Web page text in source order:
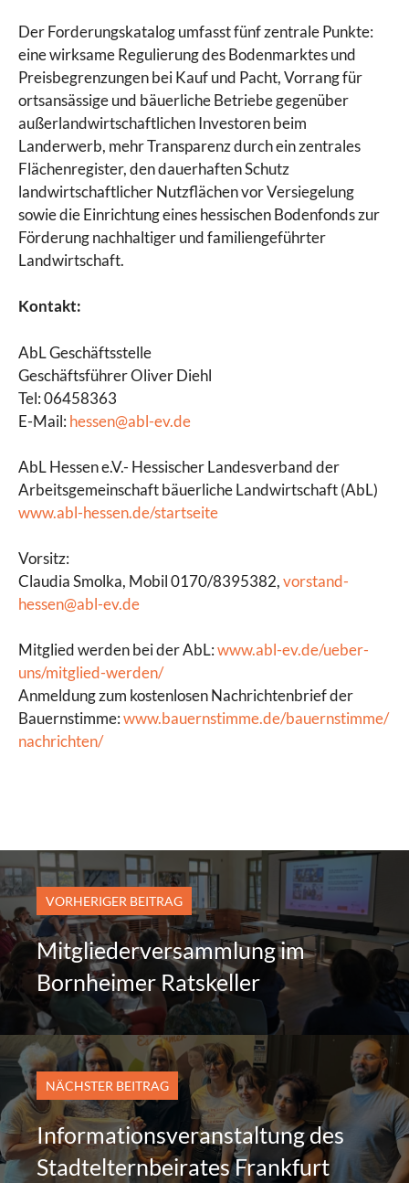
Der Forderungskatalog umfasst fünf zentrale Punkte:
eine wirksame Regulierung des Bodenmarktes und
Preisbegrenzungen bei Kauf und Pacht, Vorrang für
ortsansässige und bäuerliche Betriebe gegenüber
außerlandwirtschaftlichen Investoren beim
Landerwerb, mehr Transparenz durch ein zentrales
Flächenregister, den dauerhaften Schutz
landwirtschaftlicher Nutzflächen vor Versiegelung
sowie die Einrichtung eines hessischen Bodenfonds zur
Förderung nachhaltiger und familiengeführter
Landwirtschaft.
Kontakt:
AbL Geschäftsstelle
Geschäftsführer Oliver Diehl
Tel: 06458363
E-Mail: hessen@abl-ev.de
AbL Hessen e.V.- Hessischer Landesverband der
Arbeitsgemeinschaft bäuerliche Landwirtschaft (AbL)
www.abl-hessen.de/startseite
Vorsitz:
Claudia Smolka, Mobil 0170/8395382,vorstand-
hessen@abl-ev.de
Mitglied werden bei der AbL:www.abl-ev.de/ueber-
uns/mitglied-werden/
Anmeldung zum kostenlosen Nachrichtenbrief der
Bauernstimme:www.bauernstimme.de/bauernstimme/
nachrichten/
VORHERIGER BEITRAG
Mitgliederversammlung im
Bornheimer Ratskeller
NÄCHSTER BEITRAG
Informationsveranstaltung des
Stadtelternbeirates Frankfurt